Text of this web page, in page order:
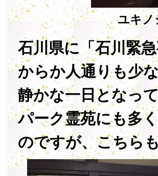
ユキノ
石川県に「石川緊
からか人通りも少
静かな一日となっ
パーク霊苑にも多
のですが、こちら